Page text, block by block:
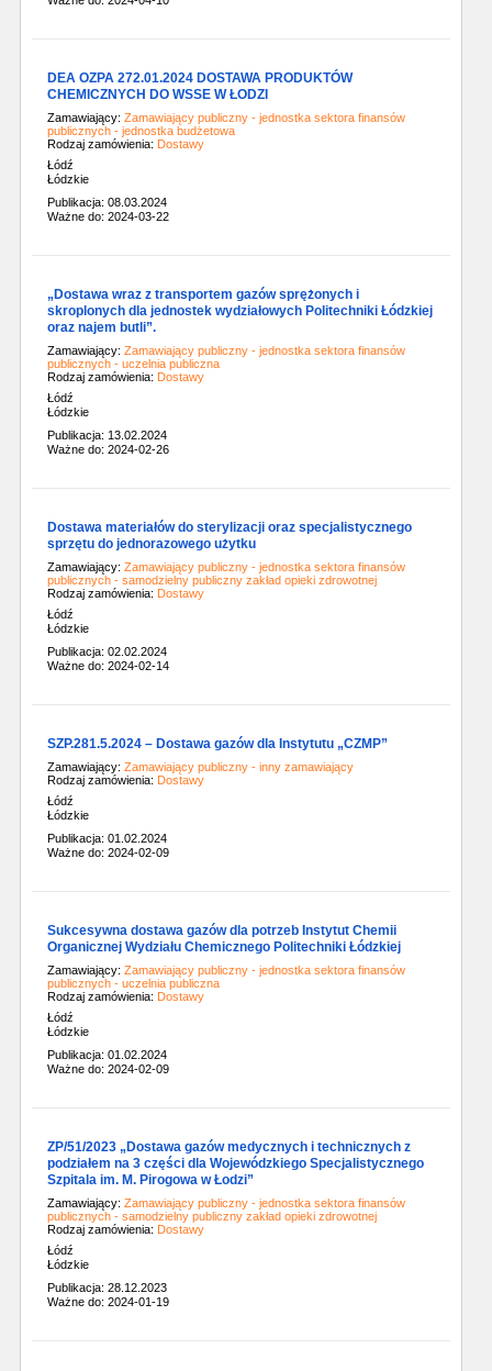
DEA OZPA 272.01.2024 DOSTAWA PRODUKTÓW
CHEMICZNYCH DO WSSE W ŁODZI
Zamawiający: Zamawiający publiczny - jednostka sektora finansów
publicznych - jednostka budżetowa
Rodzaj zamówienia: Dostawy
Łódź
Łódzkie
Publikacja: 08.03.2024
Ważne do: 2024-03-22
„Dostawa wraz z transportem gazów sprężonych i
skroplonych dla jednostek wydziałowych Politechniki Łódzkiej
oraz najem butli”.
Zamawiający: Zamawiający publiczny - jednostka sektora finansów
publicznych - uczelnia publiczna
Rodzaj zamówienia: Dostawy
Łódź
Łódzkie
Publikacja: 13.02.2024
Ważne do: 2024-02-26
Dostawa materiałów do sterylizacji oraz specjalistycznego
sprzętu do jednorazowego użytku
Zamawiający: Zamawiający publiczny - jednostka sektora finansów
publicznych - samodzielny publiczny zakład opieki zdrowotnej
Rodzaj zamówienia: Dostawy
Łódź
Łódzkie
Publikacja: 02.02.2024
Ważne do: 2024-02-14
SZP.281.5.2024 – Dostawa gazów dla Instytutu „CZMP”
Zamawiający: Zamawiający publiczny - inny zamawiający
Rodzaj zamówienia: Dostawy
Łódź
Łódzkie
Publikacja: 01.02.2024
Ważne do: 2024-02-09
Sukcesywna dostawa gazów dla potrzeb Instytut Chemii
Organicznej Wydziału Chemicznego Politechniki Łódzkiej
Zamawiający: Zamawiający publiczny - jednostka sektora finansów
publicznych - uczelnia publiczna
Rodzaj zamówienia: Dostawy
Łódź
Łódzkie
Publikacja: 01.02.2024
Ważne do: 2024-02-09
ZP/51/2023 „Dostawa gazów medycznych i technicznych z
podziałem na 3 części dla Wojewódzkiego Specjalistycznego
Szpitala im. M. Pirogowa w Łodzi”
Zamawiający: Zamawiający publiczny - jednostka sektora finansów
publicznych - samodzielny publiczny zakład opieki zdrowotnej
Rodzaj zamówienia: Dostawy
Łódź
Łódzkie
Publikacja: 28.12.2023
Ważne do: 2024-01-19